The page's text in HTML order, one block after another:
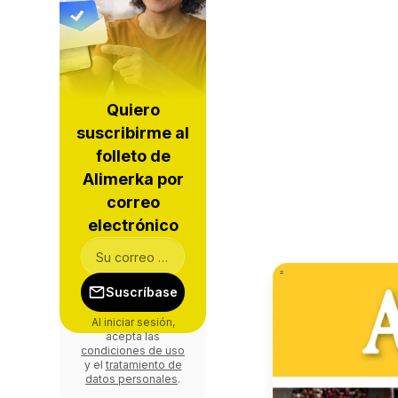
Quiero
suscribirme al
folleto de
Alimerka por
correo
electrónico
Suscríbase
Al iniciar sesión,
acepta las
condiciones de uso
y el tratamiento de
datos personales.